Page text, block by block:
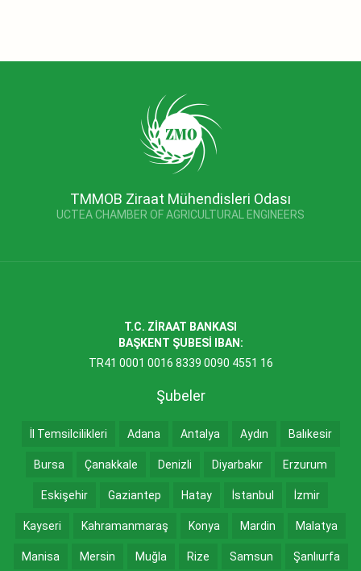
TMMOB Ziraat Mühendisleri Odası
UCTEA CHAMBER OF AGRICULTURAL ENGINEERS
T.C. ZİRAAT BANKASI
BAŞKENT ŞUBESİ IBAN:
TR41 0001 0016 8339 0090 4551 16
Şubeler
İl Temsilcilikleri Adana Antalya Aydın Balıkesir
Bursa Çanakkale Denizli Diyarbakır Erzurum
Eskişehir Gaziantep Hatay İstanbul İzmir
Kayseri Kahramanmaraş Konya Mardin Malatya
Manisa Mersin Muğla Rize Samsun Şanlıurfa